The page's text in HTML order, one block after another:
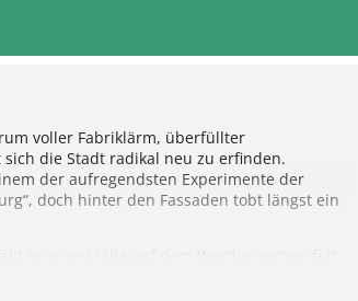
voller Fabriklärm, überfüllter
die Stadt radikal neu zu erfinden.
der aufregendsten Experimente der
doch hinter den Fassaden tobt längst ein